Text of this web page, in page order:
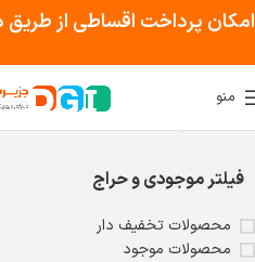
منو
فیلتر موجودی و حراج
محصولات تخفیف دار
محصولات موجود
امکان پرداخت اقساطی از